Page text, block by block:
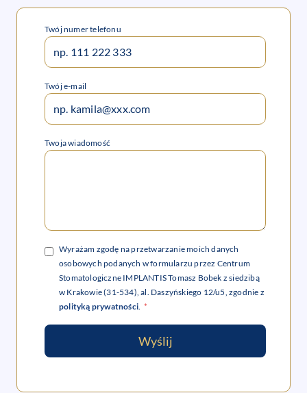
Twój numer telefonu
Twój e-mail
Twoja wiadomość
Wyrażam zgodę na przetwarzanie moich danych
osobowych podanych w formularzu przez Centrum
Stomatologiczne IMPLANTIS Tomasz Bobek z siedzibą
w Krakowie (31-534), al. Daszyńskiego 12/u5, zgodnie z
polityką prywatności *
Wyślij